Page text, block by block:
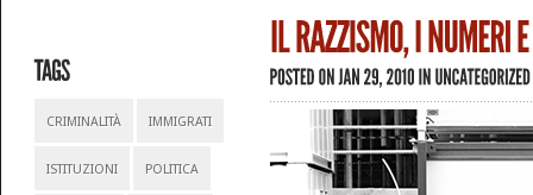
CRIMINALITÀ IMMIGRATI
ISTITUZIONI POLITICA